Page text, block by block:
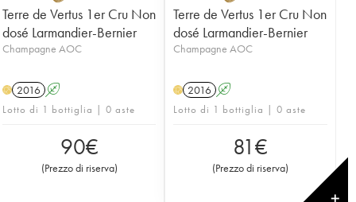
Terre de Vertus 1er Cru Non
dosé Larmandier-Bernier
Champagne AOC
H 2016 A
Lotto di 1 bottiglia | 0 aste
90€
(Prezzo di riserva)
Terre de Vertus 1er Cru Non
dosé Larmandier-Bernier
Champagne AOC
H 2016 A
Lotto di 1 bottiglia | 0 aste
81€
(Prezzo di riserva)